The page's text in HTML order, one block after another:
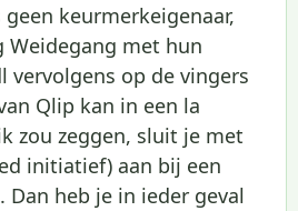
keurmerkeigenaar,
Weidegang met hun
vervolgens op de vingers
Qlip kan in een la
zou zeggen, sluit je met
initiatief) aan bij een
Dan heb je in ieder geval